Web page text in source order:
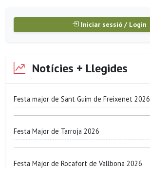
Iniciar sessió / Login
Notícies + Llegides
Festa major de Sant Guim de Freixenet 2026
Festa Major de Tarroja 2026
Festa Major de Rocafort de Vallbona 2026